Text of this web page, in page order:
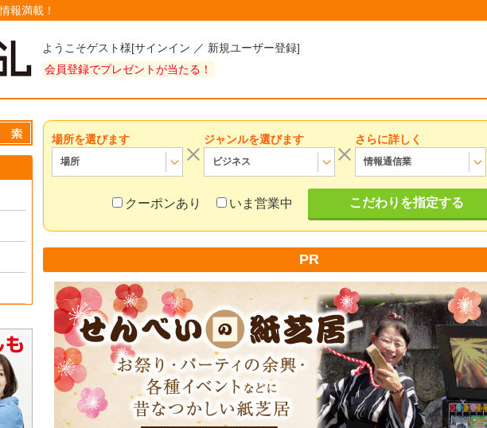
報満載！
ようこそゲスト様[サインイン ／ 新規ユーザー登録]
会員登録でプレゼントが当たる！
場所を選びます
場所
ジャンルを選びます
ビジネス
さらに詳しく
情報通信業
クーポンあり いま営業中 こだわりを指定する
PR